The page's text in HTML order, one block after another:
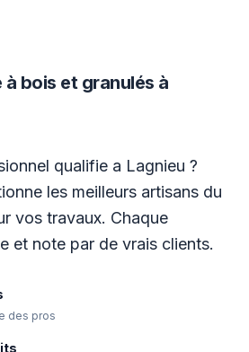
bois et granulés à
qualifie a Lagnieu ?
les meilleurs artisans du
vos travaux. Chaque
et note par de vrais clients.
des pros